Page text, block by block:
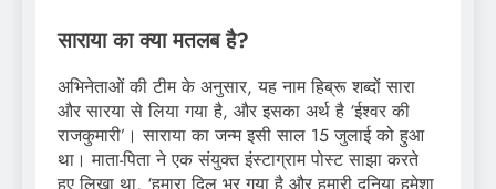
साराया का क्या मतलब है?
अभिनेताओं की टीम के अनुसार, यह नाम हिब्रू शब्दों सारा
और सारया से लिया गया है, और इसका अर्थ है ‘ईश्वर की
राजकुमारी’। साराया का जन्म इसी साल 15 जुलाई को हुआ
था। माता-पिता ने एक संयुक्त इंस्टाग्राम पोस्ट साझा करते